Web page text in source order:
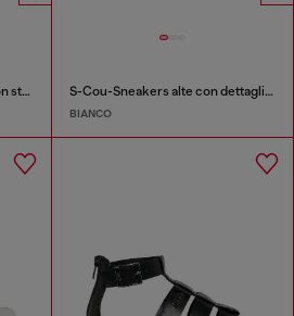
D-Sanblin-Sandalo chunky con strass S-Cou-Sneakers alte con dettaglio D
BIANCO